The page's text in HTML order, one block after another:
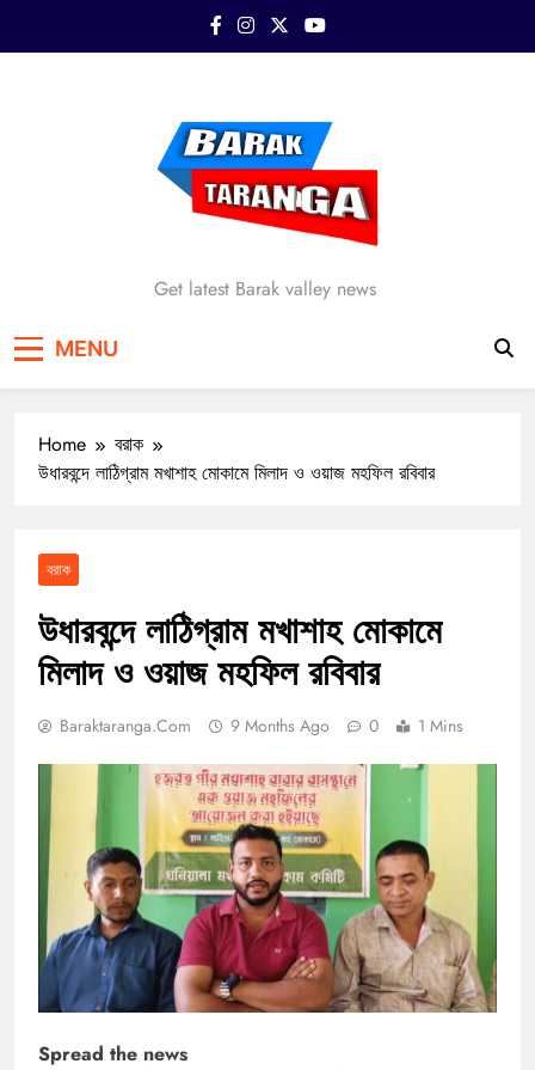
Barak Taranga
Get latest Barak valley news
MENU
Home
বরাক
উধারবন্দে লাঠিগ্রাম মখাশাহ মোকামে মিলাদ ও ওয়াজ মহফিল রবিবার
বরাক
উধারবন্দে লাঠিগ্রাম মখাশাহ মোকামে
মিলাদ ও ওয়াজ মহফিল রবিবার
Baraktaranga.com 9 Months Ago 0 1 Mins
Spread the news